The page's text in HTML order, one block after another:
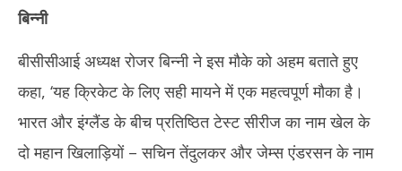
बिन्नी
बीसीसीआई अध्यक्ष रोजर बिन्नी ने इस मौके को अहम बताते हुए
कहा, ‘यह क्रिकेट के लिए सही मायने में एक महत्वपूर्ण मौका है।
भारत और इंग्लैंड के बीच प्रतिष्ठित टेस्ट सीरीज का नाम खेल के
दो महान खिलाड़ियों – सचिन तेंदुलकर और जेम्स एंडरसन के नाम